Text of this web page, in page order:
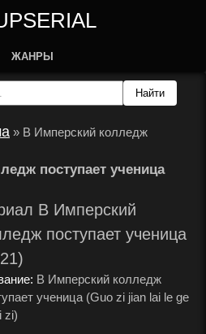
ЖАНРЫ
» В Имперский колледж
поступает ученица
В Имперский
поступает ученица
В Имперский колледж
ученица (Guo zi jian lai le ge
zi)